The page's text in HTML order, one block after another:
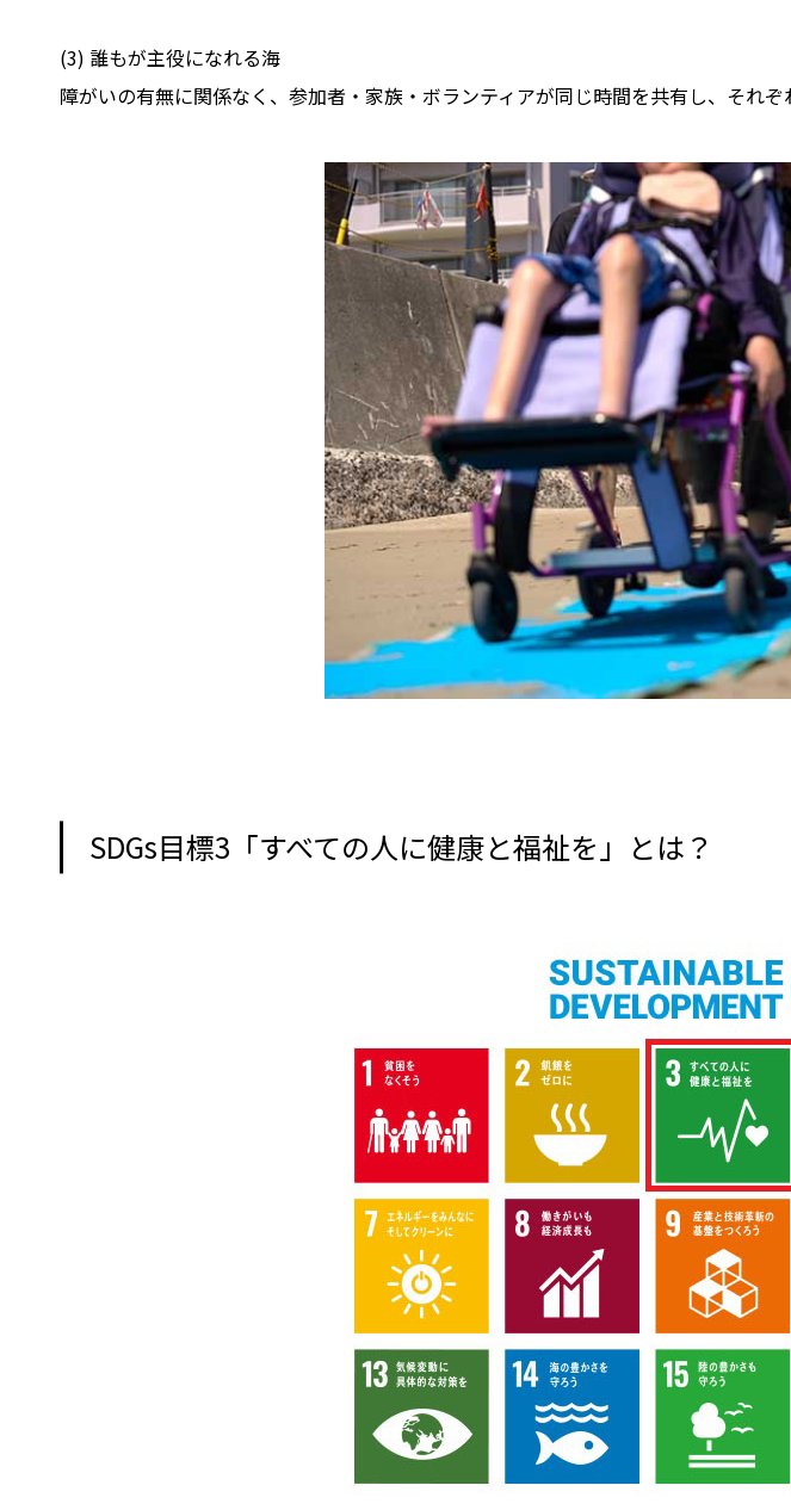
(3) 誰もが主役になれる海
障がいの有無に関係なく、参加者・家族・ボランティアが同じ時間を共有し、それ
SDGs目標3「すべての人に健康と福祉を」とは？